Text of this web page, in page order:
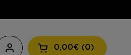
Ouvrir le panier
0,00€ 0